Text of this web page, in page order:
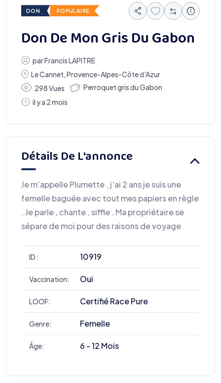
DON POPULAIRE
Don De Mon Gris Du Gabon
parFrancis LAPITRE
Le Cannet,Provence-Alpes-Côte d’Azur
298 Vues
Perroquet gris du Gabon
il y a 2 mois
Détails De L'annonce
Je m’appelle Plumette , j’ai 2 ans je suis une
femelle baguée avec tout mes papiers en règle
. Je parle , chante , siffle . Ma propriétaire se
sépare de moi pour des raisons de voyage
ID : 10919
Vaccination: Oui
LOOF: Certifié Race Pure
Genre: Femelle
Âge: 6 - 12 Mois